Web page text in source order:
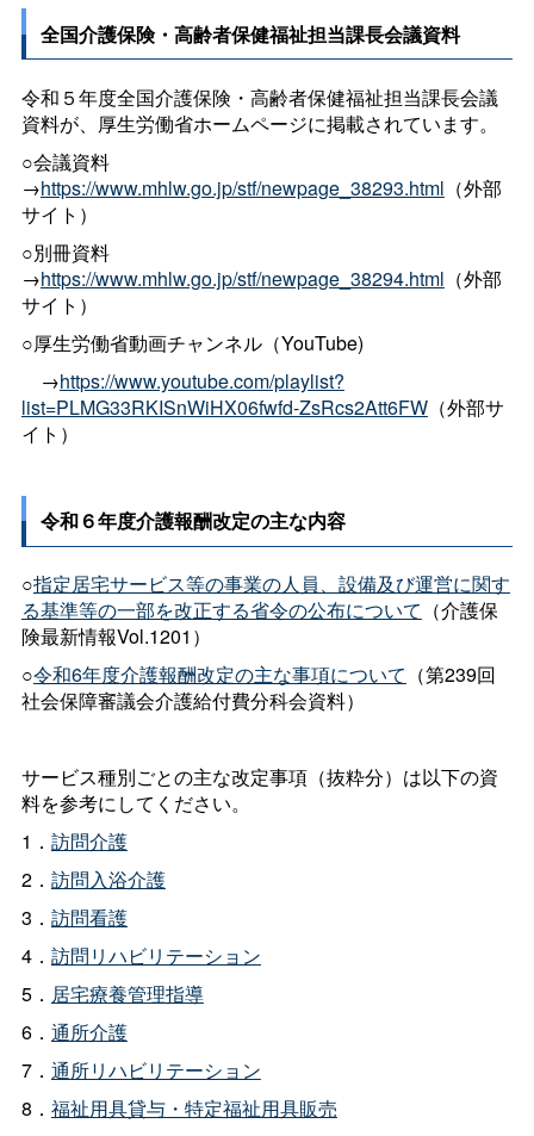
全国介護保険・高齢者保健福祉担当課長会議資料
令和５年度全国介護保険・高齢者保健福祉担当課長会議
資料が、厚生労働省ホームページに掲載されています。
○会議資料
→https://www.mhlw.go.jp/stf/newpage_38293.html （外部
サイト）
○別冊資料
→https://www.mhlw.go.jp/stf/newpage_38294.html （外部
サイト）
○厚生労働省動画チャンネル（YouTube)
→https://www.youtube.com/playlist?
list=PLMG33RKISnWiHX06fwfd-ZsRcs2Att6FW（外部サ
イト）
令和６年度介護報酬改定の主な内容
○指定居宅サービス等の事業の人員、設備及び運営に関す
る基準等の一部を改正する省令の公布について （介護保
険最新情報Vol.1201）
○令和6年度介護報酬改定の主な事項について （第239回
社会保障審議会介護給付費分科会資料）
サービス種別ごとの主な改定事項（抜粋分）は以下の資
料を参考にしてください。
1． 訪問介護
2． 訪問入浴介護
3． 訪問看護
4． 訪問リハビリテーション
5． 居宅療養管理指導
6． 通所介護
7． 通所リハビリテーション
8． 福祉用具貸与・特定福祉用具販売